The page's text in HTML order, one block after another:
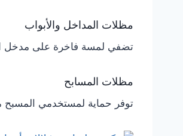
مظلات المداخل والأبواب
تضفي لمسة فاخرة على مدخل
مظلات المسابح
توفر حماية لمستخدمي المسبح